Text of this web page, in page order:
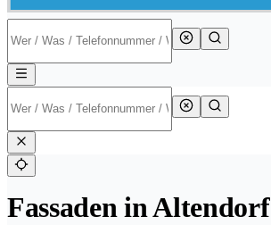
Fassaden in Altendorf